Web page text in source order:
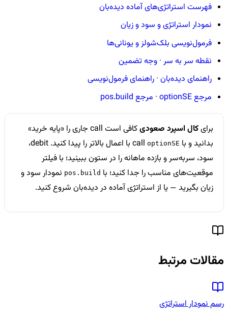
فهرست استراتژی‌های آماده دیده‌بان
نمودار استراتژی و سود و زیان
فرمول‌نویسی بلک‌شولز و یونانی‌ها
نقطه سر به سر · وجه تضمین
راهنمای دیده‌بان · راهنمای فرمول‌نویسی
مرجع optionSE
· مرجع pos.build
برایکال اسپرد صعودی
کافی است call جاری را «پایه خرید»
بدانید و با optionSE
call با اعمال بالاتر را پیدا کنید. debit،
سود، سربه‌سر و بازده ماهانه را در ستون ببینید؛ با فیلتر
موقعیت‌های مناسب را جدا کنید؛ با pos.build نمودار سود و
زیان بگیرید — یا از استراتژی آماده در دیده‌بان شروع کنید.
مقالات مرتبط
رسم نمودار استراتژی